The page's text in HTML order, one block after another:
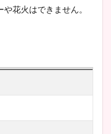
花火はできません。